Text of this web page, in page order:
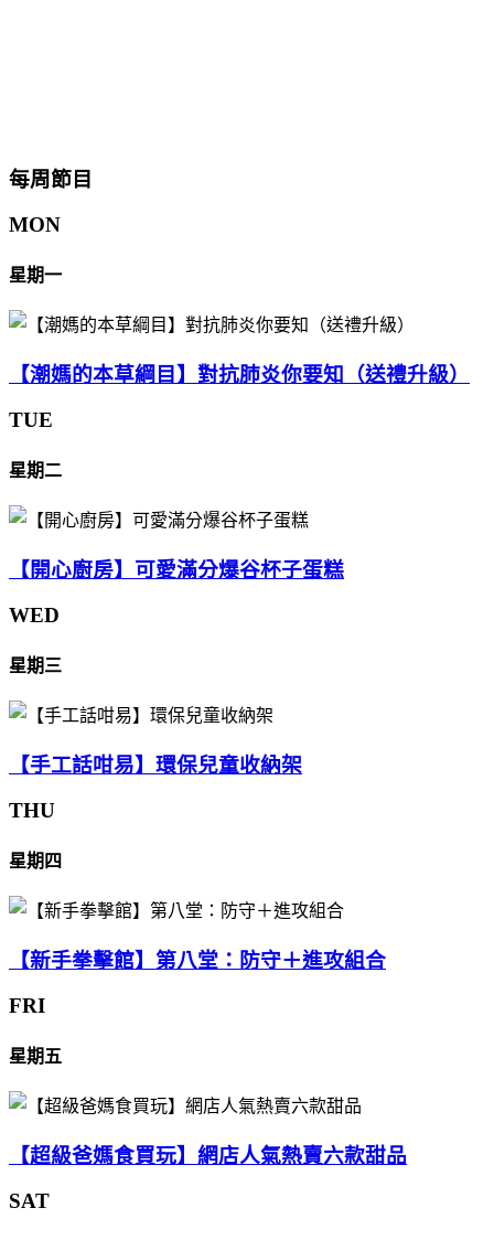
每周節目
MON
星期一
【潮媽的本草綱目】對抗肺炎你要知（送禮升級）
TUE
星期二
【開心廚房】可愛滿分爆谷杯子蛋糕
WED
星期三
【手工話咁易】環保兒童收納架
THU
星期四
【新手拳擊館】第八堂：防守＋進攻組合
FRI
星期五
【超級爸媽食買玩】網店人氣熱賣六款甜品
SAT